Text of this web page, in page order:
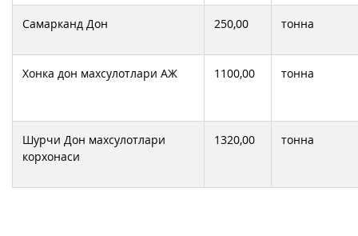
Самарканд Дон 250,00 тонна
Хонка дон махсулотлари АЖ 1100,00 тонна
Шурчи Дон махсулотлари
корхонаси
1320,00 тонна